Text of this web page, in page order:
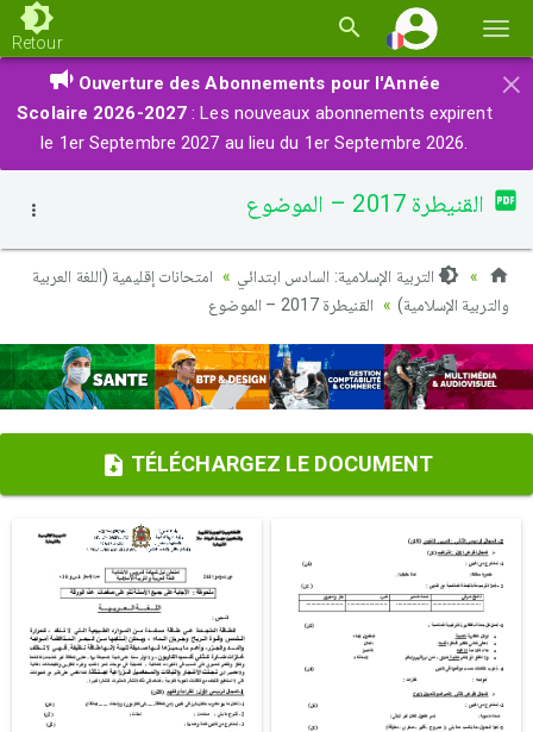
la
Retour
×
Ouverture des Abonnements pour l'Année
Scolaire 2026-2027 : Les nouveaux abonnements expirent
le 1er Septembre 2027 au lieu du 1er Septembre 2026.
القنيطرة 2017 – الموضوع
التربية الإسلامية: السادس ابتدائي
امتحانات إقليمية (اللغة العربية
والتربية الإسلامية)
القنيطرة 2017 – الموضوع
TÉLÉCHARGEZ LE DOCUMENT